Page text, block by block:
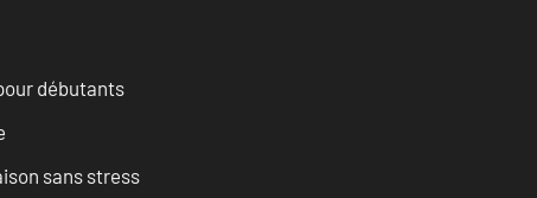
débutants
sans stress